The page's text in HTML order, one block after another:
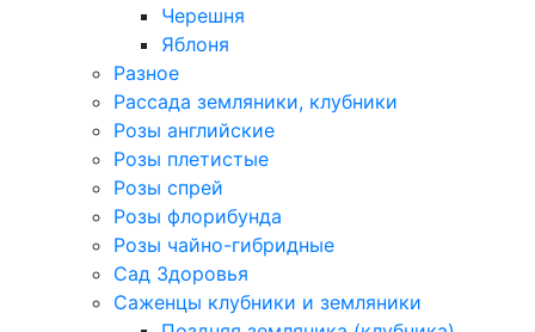
Черешня
Яблоня
Разное
Рассада земляники, клубники
Розы английские
Розы плетистые
Розы спрей
Розы флорибунда
Розы чайно-гибридные
Сад Здоровья
Саженцы клубники и земляники